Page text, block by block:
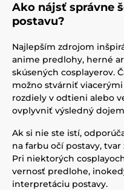
Ako nájsť správne
postavu?
Najlepším zdrojom
anime predlohy, herné
skúsených cosplayerov.
možno stvárniť
rozdiely v odtieni alebo
ovplyvniť výsledný
Ak si nie ste istí,
na farbu očí postavy,
Pri niektorých
vernosť predlohe,
interpretáciu postavy.